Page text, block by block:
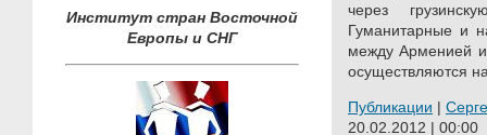
Институт стран Восточной
Европы и СНГ
через
Гуманитарные и
между Арменией и
осуществляются
Публикации |
20.02.2012 | 00:00